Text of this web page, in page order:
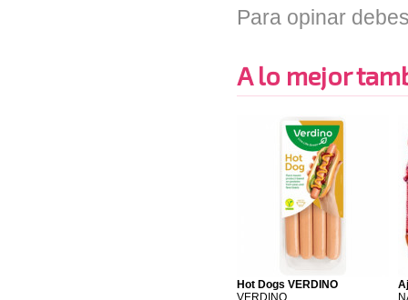
Para opinar
A lo mejor
Hot Dogs VERDINO
VERDINO